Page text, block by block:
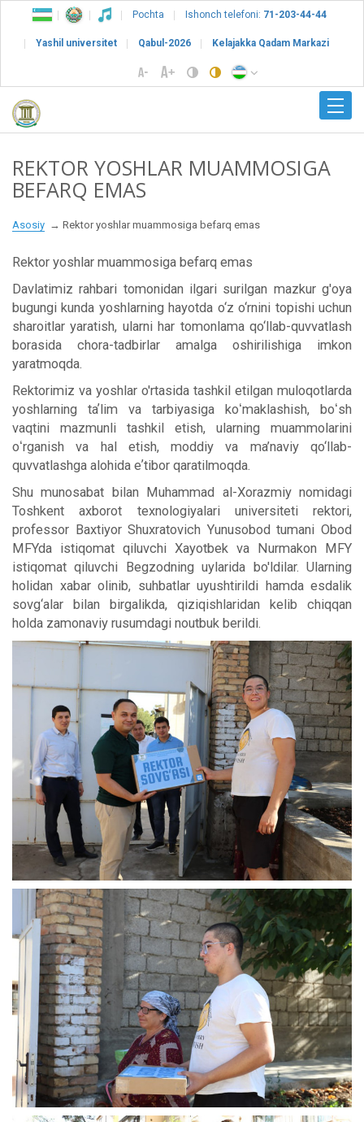
Pochta Ishonch telefoni: 71-203-44-44
Yashil universitet Qabul-2026 Kelajakka Qadam Markazi
REKTOR YOSHLAR MUAMMOSIGA
BEFARQ EMAS
Asosiy Rektor yoshlar muammosiga befarq emas
Rektor yoshlar muammosiga befarq emas
Davlatimiz rahbari tomonidan ilgari surilgan mazkur g'oya
bugungi kunda yoshlarning hayotda o‘z o‘rnini topishi uchun
sharoitlar yaratish, ularni har tomonlama qo‘llab-quvvatlash
borasida chora-tadbirlar amalga oshirilishiga imkon
yaratmoqda.
Rektorimiz va yoshlar o'rtasida tashkil etilgan muloqotlarda
yoshlarning taʼlim va tarbiyasiga koʻmaklashish, boʻsh
vaqtini mazmunli tashkil etish, ularning muammolarini
oʻrganish va hal etish, moddiy va ma’naviy qo‘llab-
quvvatlashga alohida eʼtibor qaratilmoqda.
Shu munosabat bilan Muhammad al-Xorazmiy nomidagi
Toshkent axborot texnologiyalari universiteti rektori,
professor Baxtiyor Shuxratovich Yunusobod tumani Obod
MFYda istiqomat qiluvchi Xayotbek va Nurmakon MFY
istiqomat qiluvchi Begzodning uylarida bo'ldilar. Ularning
holidan xabar olinib, suhbatlar uyushtirildi hamda esdalik
sovg‘alar bilan birgalikda, qiziqishlaridan kelib chiqqan
holda zamonaviy rusumdagi noutbuk berildi.